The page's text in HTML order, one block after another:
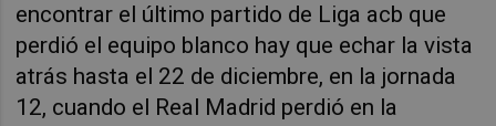
encontrar el último partido de Liga acb que
perdió el equipo blanco hay que echar la vista
atrás hasta el 22 de diciembre, en la jornada
12, cuando el Real Madrid perdió en la